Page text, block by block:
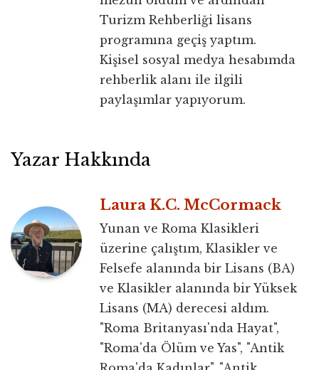
Turizm Rehberliği lisans
programına geçiş yaptım.
Kişisel sosyal medya hesabımda
rehberlik alanı ile ilgili
paylaşımlar yapıyorum.
Yazar Hakkında
Laura K.C. McCormack
Yunan ve Roma Klasikleri
üzerine çalıştım, Klasikler ve
Felsefe alanında bir Lisans (BA)
ve Klasikler alanında bir Yüksek
Lisans (MA) derecesi aldım.
"Roma Britanyası'nda Hayat",
"Roma'da Ölüm ve Yas", "Antik